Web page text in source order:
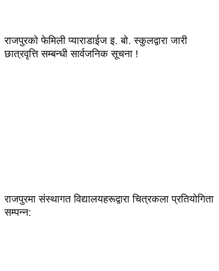
राजपुरको फेमिली प्याराडाईज इ. बो. स्कुलद्वारा जारी
छात्रवृत्ति सम्बन्धी सार्वजनिक सूचना !
राजपुरमा संस्थागत विद्यालयहरूद्वारा चित्रकला प्रतियोगिता
सम्पन्न: